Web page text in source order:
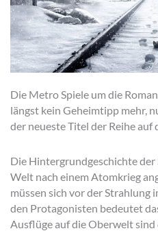
Die Metro Spiele um die
längst kein Geheimtipp mehr,
der neueste Titel der Reihe auf
Die Hintergrundgeschichte
Welt nach einem Atomkrieg
müssen sich vor der
den Protagonisten bedeutet
Ausflüge auf die Oberwelt